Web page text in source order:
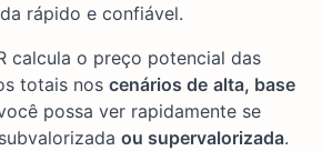
rápido e confiável.
calcula o preço potencial das
totais nos cenários de alta, base
possa ver rapidamente se
ou supervalorizada.